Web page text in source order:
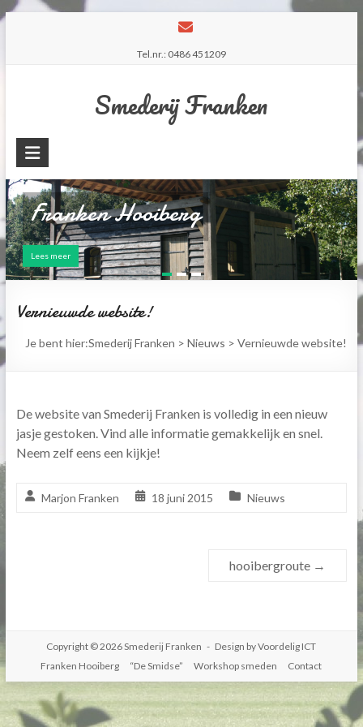
Skip
Tel.nr.: 0486 451209
Smederij Franken
Franken Hooiberg
Lees meer
Workshop smeden
Lees meer
Vernieuwde website!
Je bent hier:Smederij Franken >Nieuws >Vernieuwde website!
De website van Smederij Franken is volledig in een nieuw
jasje gestoken. Vind alle informatie gemakkelijk en snel.
Neem zelf eens een kijkje!
Marjon Franken 18 juni 2015 Nieuws
hooibergroute →
Copyright © 2026Smederij Franken - Design byVoordelig ICT
Franken Hooiberg
“De Smidse” Workshop smeden Contact